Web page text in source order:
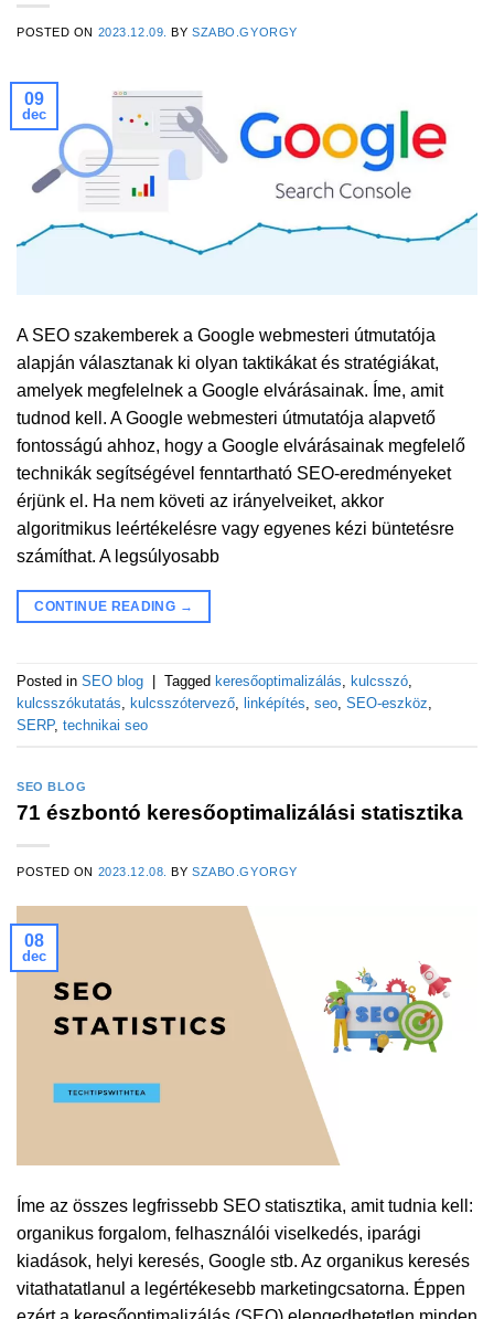
POSTED ON 2023.12.09. BYSZABO.GYORGY
09
dec
A SEO szakemberek a Google webmesteri útmutatója
alapján választanak ki olyan taktikákat és stratégiákat,
amelyek megfelelnek a Google elvárásainak. Íme, amit
tudnod kell. A Google webmesteri útmutatója alapvető
fontosságú ahhoz, hogy a Google elvárásainak megfelelő
technikák segítségével fenntartható SEO-eredményeket
érjünk el. Ha nem követi az irányelveiket, akkor
algoritmikus leértékelésre vagy egyenes kézi büntetésre
számíthat. A legsúlyosabb
CONTINUE READING →
Posted in SEO blog Tagged keresőoptimalizálás, kulcsszó,
kulcsszókutatás, kulcsszótervező, linképítés, seo, SEO-eszköz,
SERP, technikai seo
SEO BLOG
71 észbontó keresőoptimalizálási statisztika
POSTED ON 2023.12.08. BYSZABO.GYORGY
08
dec
Íme az összes legfrissebb SEO statisztika, amit tudnia kell:
organikus forgalom, felhasználói viselkedés, iparági
kiadások, helyi keresés, Google stb. Az organikus keresés
vitathatatlanul a legértékesebb marketingcsatorna. Éppen